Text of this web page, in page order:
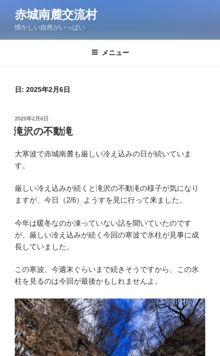
ン
赤城南麓交流村
懐かしい自然がいっぱい
メニュー
日: 2025年2月6日
投
稿
日:
2025年2月6日
滝沢の不動滝
大寒波で赤城南麓も厳しい冷え込みの日が続いていま
す。
厳しい冷え込みが続くと滝沢の不動滝の様子が気になり
ますが、今日（2/6）ようすを見に行って来ました。
今年は暖冬なのか凍っていない話を聞いていたのです
が、厳しい冷え込みが続く今回の寒波で氷柱が見事に成
長していました。
この寒波、今週末ぐらいまで続きそうですから、この氷
柱を見るのは今回が最後かもしれませんよ。